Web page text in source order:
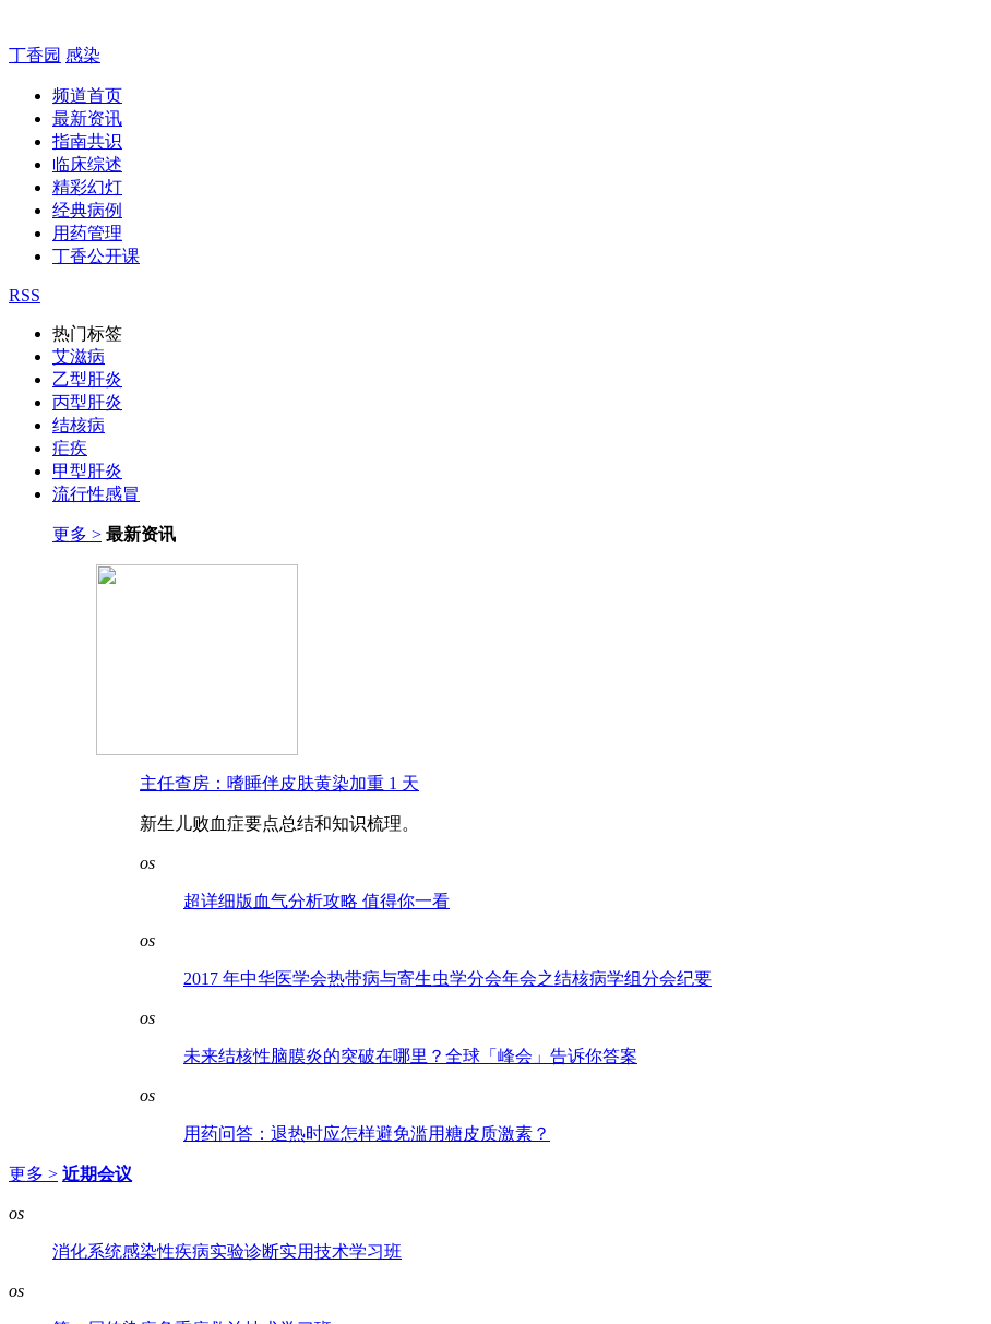
丁香园 感染
频道首页
最新资讯
指南共识
临床综述
精彩幻灯
经典病例
用药管理
丁香公开课
RSS
热门标签
艾滋病
乙型肝炎
丙型肝炎
结核病
疟疾
甲型肝炎
流行性感冒
更多 > 最新资讯
主任查房：嗜睡伴皮肤黄染加重 1 天
新生儿败血症要点总结和知识梳理。
os
超详细版血气分析攻略 值得你一看
os
2017 年中华医学会热带病与寄生虫学分会年会之结核病学组分会纪要
os
未来结核性脑膜炎的突破在哪里？全球「峰会」告诉你答案
os
用药问答：退热时应怎样避免滥用糖皮质激素？
更多 > 近期会议
os
消化系统感染性疾病实验诊断实用技术学习班
os